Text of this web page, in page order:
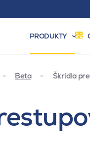
PRODUKTY
Beta Škridla